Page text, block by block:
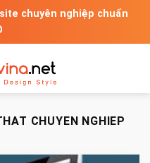
chuyên nghiệp chuẩn
CHUYEN NGHIEP